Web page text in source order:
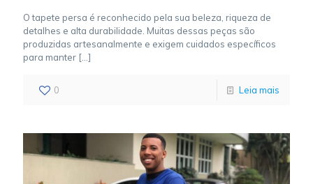
O tapete persa é reconhecido pela sua beleza, riqueza de
detalhes e alta durabilidade. Muitas dessas peças são
produzidas artesanalmente e exigem cuidados específicos
para manter […]
0 Leia mais